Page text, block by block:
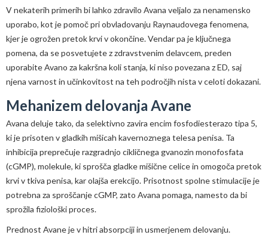
V nekaterih primerih bi lahko zdravilo Avana veljalo za nenamensko
uporabo, kot je pomoč pri obvladovanju Raynaudovega fenomena,
kjer je ogrožen pretok krvi v okončine. Vendar pa je ključnega
pomena, da se posvetujete z zdravstvenim delavcem, preden
uporabite Avano za kakršna koli stanja, ki niso povezana z ED, saj
njena varnost in učinkovitost na teh področjih nista v celoti dokazani.
Mehanizem delovanja Avane
Avana deluje tako, da selektivno zavira encim fosfodiesterazo tipa 5,
ki je prisoten v gladkih mišicah kavernoznega telesa penisa. Ta
inhibicija preprečuje razgradnjo cikličnega gvanozin monofosfata
(cGMP), molekule, ki sprošča gladke mišične celice in omogoča pretok
krvi v tkiva penisa, kar olajša erekcijo. Prisotnost spolne stimulacije je
potrebna za sproščanje cGMP, zato Avana pomaga, namesto da bi
sprožila fiziološki proces.
Prednost Avane je v hitri absorpciji in usmerjenem delovanju.